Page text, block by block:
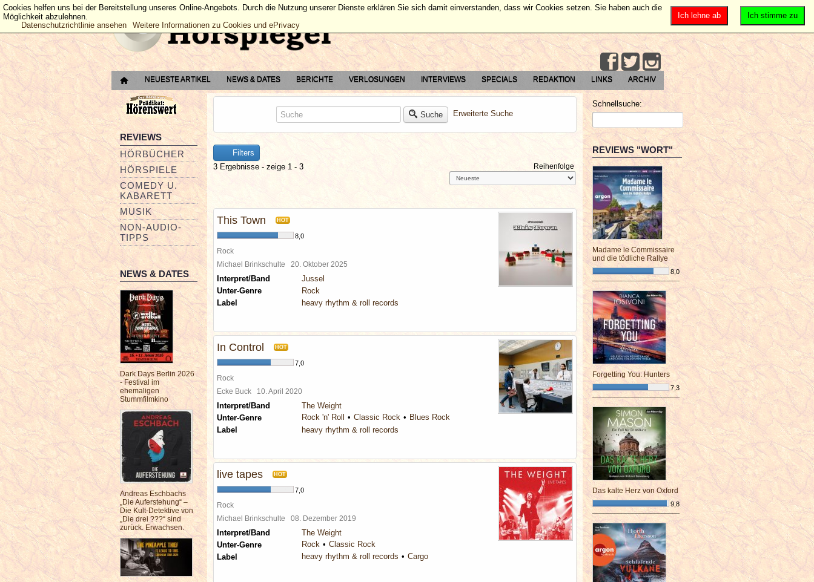
NEUESTE ARTIKEL NEWS & DATES BERICHTE VERLOSUNGEN INTERVIEWS SPECIALS REDAKTION LINKS ARCHIV
REVIEWS
HÖRBÜCHER
HÖRSPIELE
COMEDY U.
KABARETT
MUSIK
NON-AUDIO-
TIPPS
NEWS & DATES
Dark Days Berlin 2026
- Festival im
ehemaligen
Stummfilmkino
Andreas Eschbachs
„Die Auferstehung“ –
Die Kult-Detektive von
„Die drei ???“ sind
zurück. Erwachsen.
Suche Erweiterte Suche
Filters
3 Ergebnisse - zeige 1 - 3
Reihenfolge
This Town HOT
8,0
Rock
Michael Brinkschulte 20. Oktober 2025
Interpret/Band
Jussel
Unter-Genre
Rock
Label
heavy rhythm & roll records
In Control HOT
7,0
Rock
Ecke Buck 10. April 2020
Interpret/Band
The Weight
Unter-Genre
Rock 'n' Roll Classic Rock
Blues Rock
Label
heavy rhythm & roll records
live tapes HOT
7,0
Rock
Michael Brinkschulte 08. Dezember 2019
Interpret/Band
The Weight
Unter-Genre
Rock
Classic Rock
Label
heavy rhythm & roll records Cargo
Schnellsuche:
REVIEWS "WORT"
Madame le Commissaire
und die tödliche Rallye
8,0
¯¯¯¯¯¯¯¯¯¯¯¯¯¯¯¯¯¯¯¯¯¯¯¯
Forgetting You: Hunters
7,3
¯¯¯¯¯¯¯¯¯¯¯¯¯¯¯¯¯¯¯¯¯¯¯¯
Das kalte Herz von Oxford
9,8
¯¯¯¯¯¯¯¯¯¯¯¯¯¯¯¯¯¯¯¯¯¯¯¯
Ich stimme zu
Ich lehne ab
Cookies helfen uns bei der Bereitstellung unseres Online-Angebots. Durch die Nutzung unserer Dienste erklären Sie sich damit einverstanden, dass wir Cookies setzen. Sie haben auch die
Möglichkeit abzulehnen.
Datenschutzrichtlinie ansehen
Weitere Informationen zu Cookies und ePrivacy